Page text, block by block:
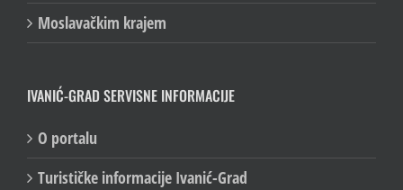
Moslavačkim krajem
IVANIĆ-GRAD SERVISNE INFORMACIJE
O portalu
Turističke informacije Ivanić-Grad